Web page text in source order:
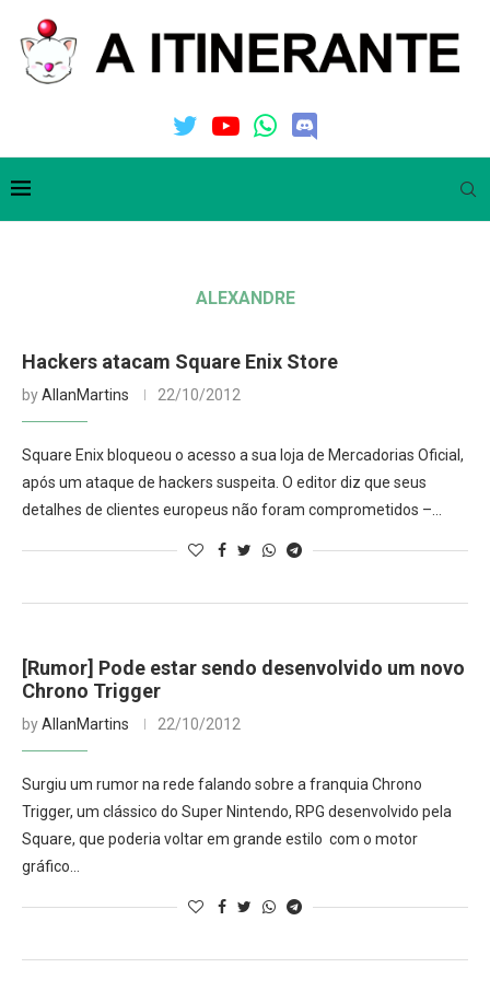
ALEXANDRE
Hackers atacam Square Enix Store
byAllanMartins 22/10/2012
Square Enix bloqueou o acesso a sua loja de Mercadorias Oficial,
após um ataque de hackers suspeita. O editor diz que seus
detalhes de clientes europeus não foram comprometidos –…
[Rumor] Pode estar sendo desenvolvido um novo
Chrono Trigger
byAllanMartins 22/10/2012
Surgiu um rumor na rede falando sobre a franquia Chrono
Trigger, um clássico do Super Nintendo, RPG desenvolvido pela
Square, que poderia voltar em grande estilo com o motor
gráfico…